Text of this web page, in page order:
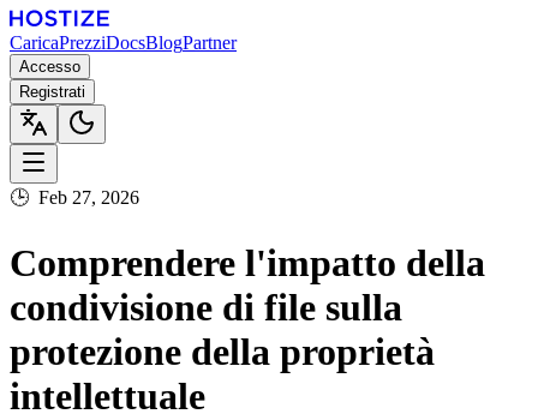
CaricaPrezziDocsBlogPartner
Accesso
Registrati
🕒 Feb 27, 2026
Comprendere l'impatto della
condivisione di file sulla
protezione della proprietà
intellettuale